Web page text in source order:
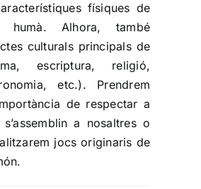
físiques de
Alhora, també
culturals principals de
escriptura, religió,
etc.). Prendrem
de respectar a
a nosaltres o
jocs originaris de